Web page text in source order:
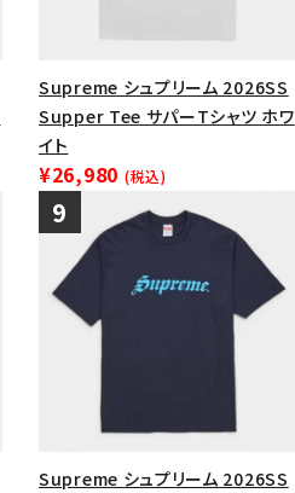
Supreme シュプリーム 2026SS
Supper Tee サパーTシャツ ホワ
イト
¥26,980 (税込)
Supreme シュプリーム 2026SS